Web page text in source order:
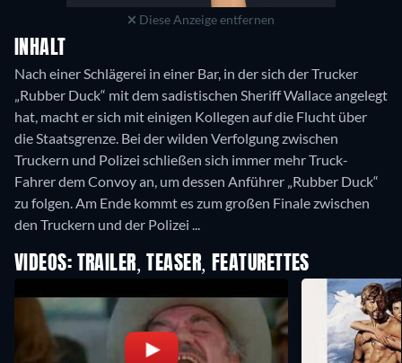
Diese Anzeige entfernen
INHALT
Nach einer Schlägerei in einer Bar, in der sich der Trucker
„Rubber Duck“ mit dem sadistischen Sheriff Wallace angelegt
hat, macht er sich mit einigen Kollegen auf die Flucht über
die Staatsgrenze. Bei der wilden Verfolgung zwischen
Truckern und Polizei schließen sich immer mehr Truck-
Fahrer dem Convoy an, um dessen Anführer „Rubber Duck“
zu folgen. Am Ende kommt es zum großen Finale zwischen
den Truckern und der Polizei ...
VIDEOS: TRAILER, TEASER, FEATURETTES